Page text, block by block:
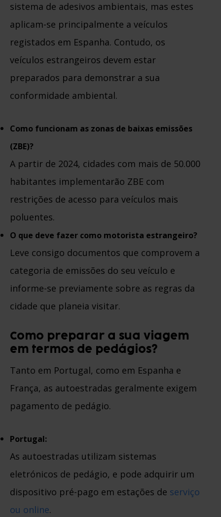
sistema de adesivos ambientais, mas estes
aplicam-se principalmente a veículos
registados em Espanha. Contudo, os
veículos estrangeiros devem estar
preparados para demonstrar a sua
conformidade ambiental.
Como funcionam as zonas de baixas emissões
(ZBE)?
A partir de 2024, cidades com mais de 50.000
habitantes implementarão ZBE com
restrições de acesso para veículos mais
poluentes.
O que deve fazer como motorista estrangeiro?
Leve consigo documentos que comprovem a
categoria de emissões do seu veículo e
informe-se previamente sobre as regras da
cidade que planeia visitar.
Como preparar a sua viagem
em termos de pedágios?
Tanto em Portugal, como em Espanha e
França, as autoestradas geralmente exigem
pagamento de pedágio.
Portugal:
As autoestradas utilizam sistemas
eletrónicos de pedágio, e pode adquirir um
dispositivo pré-pago em estações de serviço
ou online.